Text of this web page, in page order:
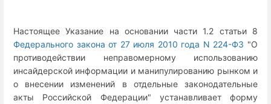
Настоящее Указание на основании части 1.2 статьи 8
Федерального закона от 27 июля 2010 года N 224-ФЗ "О
противодействии неправомерному использованию
инсайдерской информации и манипулированию рынком и
о внесении изменений в отдельные законодательные
акты Российской Федерации" устанавливает форму